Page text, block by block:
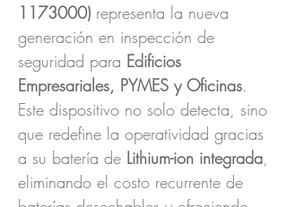
1173000) representa la nueva
generación en inspección de
seguridad para Edificios
Empresariales, PYMES y Oficinas.
Este dispositivo no solo detecta, sino
que redefine la operatividad gracias
a su batería de Lithium-ion integrada,
eliminando el costo recurrente de